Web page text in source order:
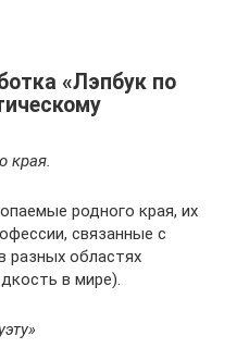
«Лэпбук по
края.
родного края, их
связанные с
разных областях
в мире).